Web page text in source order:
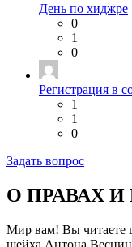
День по хиджре
0
1
0
Регистрация в
1
1
0
Задать вопрос
О ПРАВАХ
Мир вам! Вы читаете
шейха Антона